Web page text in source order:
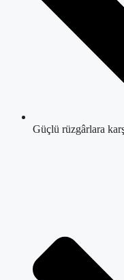
Güçlü rüzgârlara